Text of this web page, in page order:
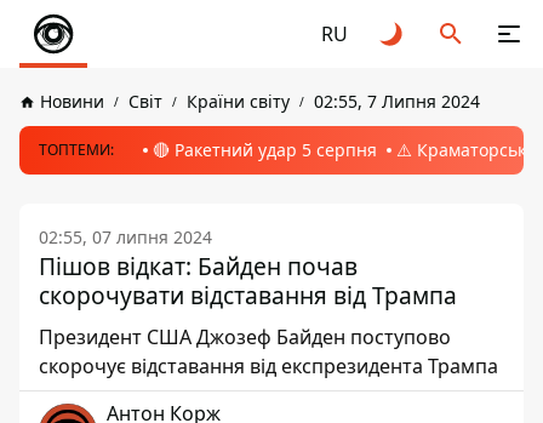
RU
Новини Світ Країни світу 02:55, 7 Липня 2024
ТОПТЕМИ: 🔴 Ракетний удар 5 серпня ⚠️ Краматорськ,
02:55, 07 липня 2024
Пішов відкат: Байден почав
скорочувати відставання від Трампа
Президент США Джозеф Байден поступово
скорочує відставання від експрезидента Трампа
Антон Корж